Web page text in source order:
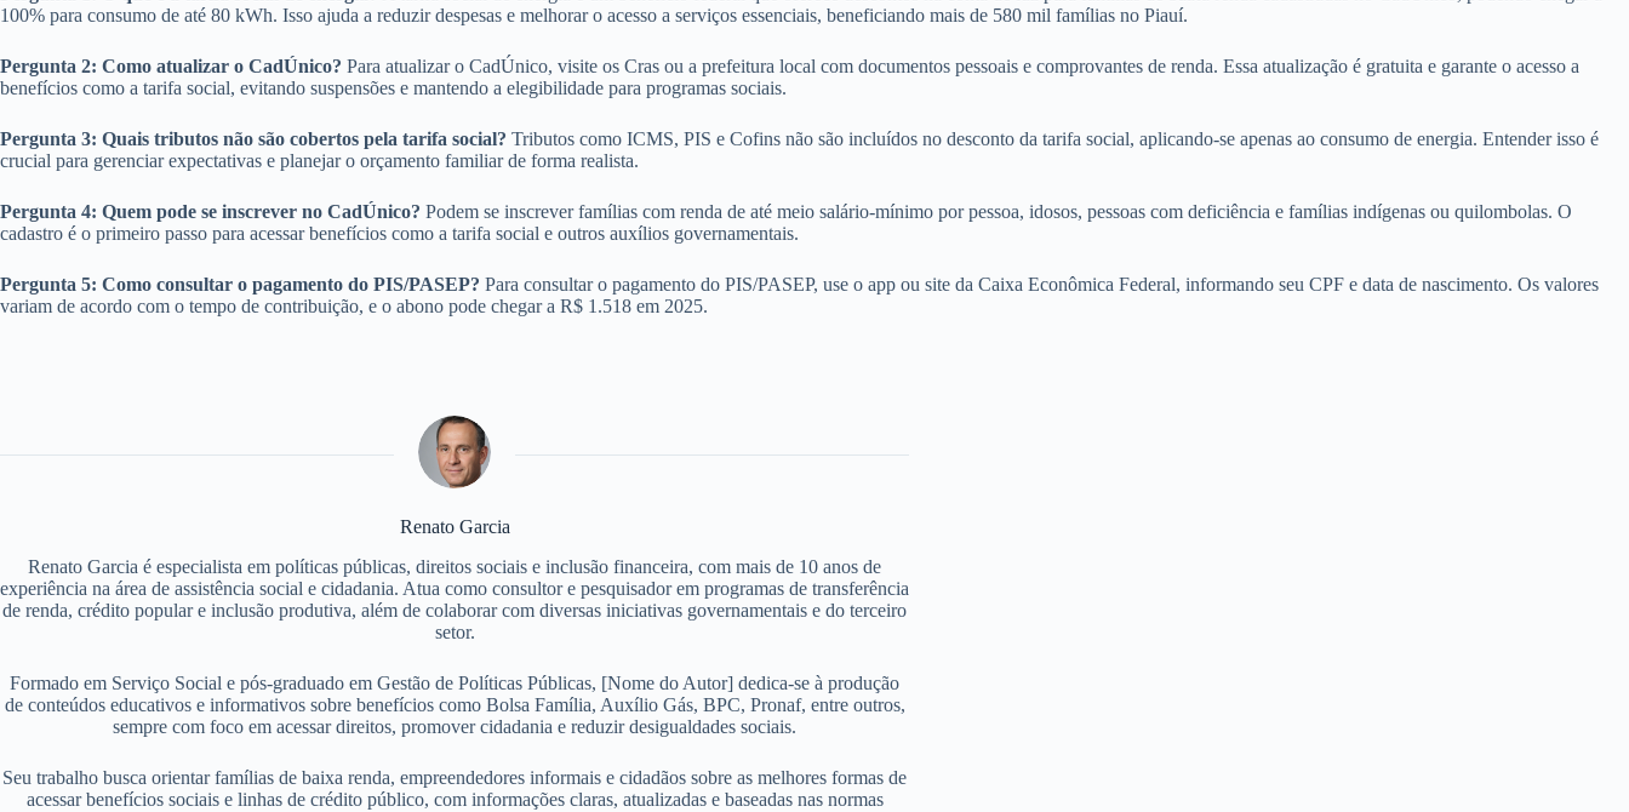
100% para consumo de até 80 kWh. Isso ajuda a reduzir despesas e melhorar o acesso a serviços essenciais, beneficiando mais de 580 mil famílias no Piauí.
Pergunta 2: Como atualizar o CadÚnico? Para atualizar o CadÚnico, visite os Cras ou a prefeitura local com documentos pessoais e comprovantes de renda. Essa atualização é gratuita e garante o acesso a
benefícios como a tarifa social, evitando suspensões e mantendo a elegibilidade para programas sociais.
Pergunta 3: Quais tributos não são cobertos pela tarifa social? Tributos como ICMS, PIS e Cofins não são incluídos no desconto da tarifa social, aplicando-se apenas ao consumo de energia. Entender isso é
crucial para gerenciar expectativas e planejar o orçamento familiar de forma realista.
Pergunta 4: Quem pode se inscrever no CadÚnico? Podem se inscrever famílias com renda de até meio salário-mínimo por pessoa, idosos, pessoas com deficiência e famílias indígenas ou quilombolas. O
cadastro é o primeiro passo para acessar benefícios como a tarifa social e outros auxílios governamentais.
Pergunta 5: Como consultar o pagamento do PIS/PASEP? Para consultar o pagamento do PIS/PASEP, use o app ou site da Caixa Econômica Federal, informando seu CPF e data de nascimento. Os valores
variam de acordo com o tempo de contribuição, e o abono pode chegar a R$ 1.518 em 2025.
Renato Garcia
Renato Garcia é especialista em políticas públicas, direitos sociais e inclusão financeira, com mais de 10 anos de
experiência na área de assistência social e cidadania. Atua como consultor e pesquisador em programas de transferência
de renda, crédito popular e inclusão produtiva, além de colaborar com diversas iniciativas governamentais e do terceiro
setor.
Formado em Serviço Social e pós-graduado em Gestão de Políticas Públicas, [Nome do Autor] dedica-se à produção
de conteúdos educativos e informativos sobre benefícios como Bolsa Família, Auxílio Gás, BPC, Pronaf, entre outros,
sempre com foco em acessar direitos, promover cidadania e reduzir desigualdades sociais.
Seu trabalho busca orientar famílias de baixa renda, empreendedores informais e cidadãos sobre as melhores formas de
acessar benefícios sociais e linhas de crédito público, com informações claras, atualizadas e baseadas nas normas